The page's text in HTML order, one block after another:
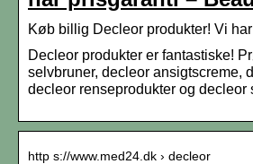
Køb billig Decleor produkter! Vi
Decleor produkter er fantastiske!
selvbruner, decleor ansigtscreme,
decleor renseprodukter og decleor
http s://www.med24.dk › decleor